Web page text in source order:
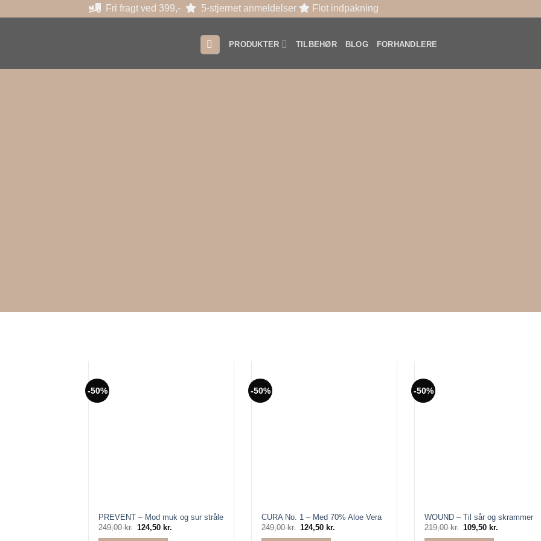
til
Fri fragt ved 399,- 5-stjernet anmeldelser Flot indpakning
PRODUKTER TILBEHØR BLOG FORHANDLERE
-50%
PREVENT – Mod muk og sur stråle
249,00kr. Den
124,50 kr.
-50%
CURA No. 1 – Med 70% Aloe Vera
249,00kr. Den
124,50 kr.
-50%
WOUND – Til sår og skrammer
219,00kr. Den
109,50 kr.